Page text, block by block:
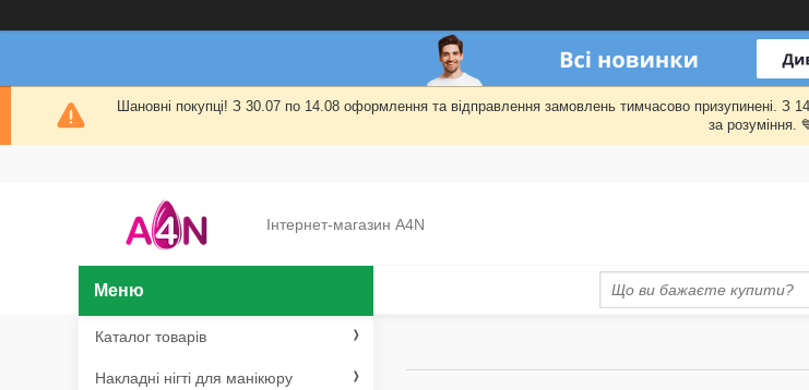
Шановні покупці! З 30.07 по 14.08 оформлення та відправлення замовлень тимчасово призупинені.
за розуміння.
Інтернет-магазин A4N
Каталог товарів
Накладні нігті для манікюру